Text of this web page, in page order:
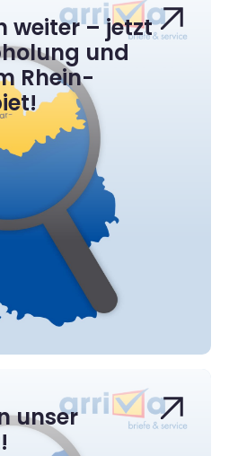
weiter – jetzt
und
Rhein-
unser